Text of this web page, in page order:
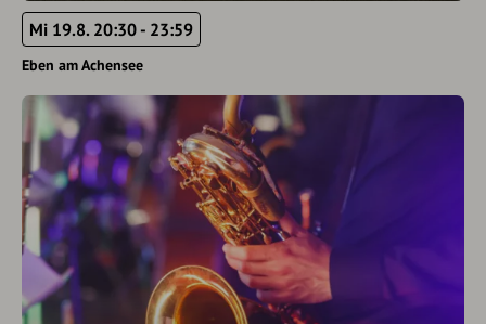
Mi 19.8. 20:30 - 23:59
Eben am Achensee